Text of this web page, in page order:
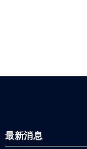
最新消息